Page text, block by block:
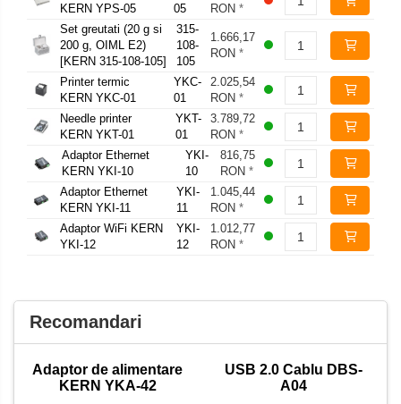
KERN YPS-05
05
RON *
Set greutati (20 g si
200 g, OIML E2)
[KERN 315-108-105]
315-
108-
105
1.666,17
RON *
Printer termic
KERN YKC-01
YKC-
01
2.025,54
RON *
Needle printer
KERN YKT-01
YKT-
01
3.789,72
RON *
Adaptor Ethernet
KERN YKI-10
YKI-
10
816,75
RON*
Adaptor Ethernet
KERN YKI-11
YKI-
11
1.045,44
RON *
Adaptor WiFi KERN
YKI-12
YKI-
12
1.012,77
RON *
Recomandari
Adaptor de alimentare
KERN YKA-42
USB 2.0 Cablu DBS-
A04